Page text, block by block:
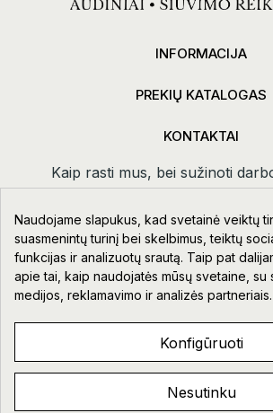
INFORMACIJA
PREKIŲ KATALOGAS
KONTAKTAI
Kaip rasti mus, bei sužinoti
paspauduskontaktai.
Taikos pr. 111-109,
+370 678 02418
info@aupre.lt
Facebook
AUPRE.LT © 2023 - 2026. VISOS
Naudojame slapukus, kad svetainė veiktų
suasmenintų turinį bei skelbimus, teiktų
funkcijas ir analizuotų srautą. Taip pat
apie tai, kaip naudojatės mūsų svetaine, su
medijos, reklamavimo ir analizės partneriais.
Konfigūruoti
Nesutinku